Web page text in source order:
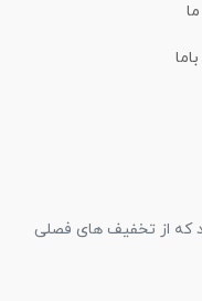
که از تخفیف های فصلی